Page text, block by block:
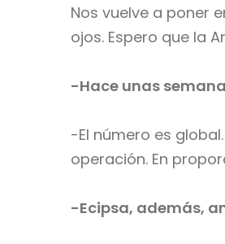
Nos vuelve a poner
ojos. Espero que la
-Hace unas
-El número es
operación. En
-Ecipsa, además,